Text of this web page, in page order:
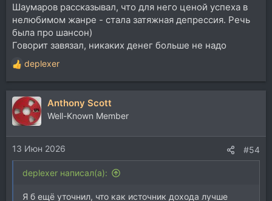
Шаумаров рассказывал, что для него ценой успеха в
нелюбимом жанре - стала затяжная депрессия. Речь
была про шансон)
Говорит завязал, никаких денег больше не надо
Р
е
а
к
ц
и
и
:
deplexer
Anthony Scott
Well-Known Member
13 Июн 2026 #54
deplexer написал(а):
Я б ещё уточнил, что как источник дохода лучше